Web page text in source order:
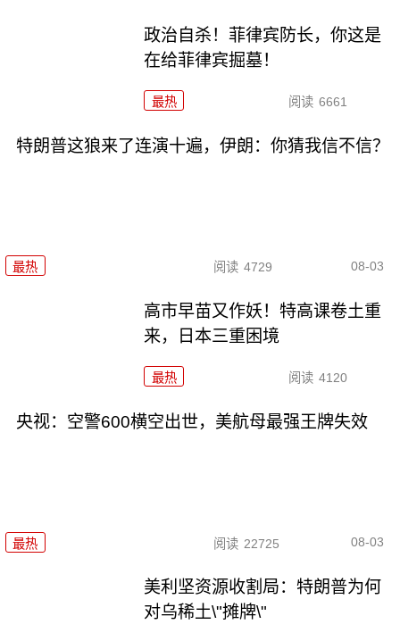
政治自杀！菲律宾防长，你这是
在给菲律宾掘墓！
最热 阅读 6661
特朗普这狼来了连演十遍，伊朗：你猜我信不信？
最热 阅读 4729 08-03
高市早苗又作妖！特高课卷土重
来，日本三重困境
最热 阅读 4120
央视：空警600横空出世，美航母最强王牌失效
最热 阅读 22725 08-03
美利坚资源收割局：特朗普为何
对乌稀土\"摊牌\"